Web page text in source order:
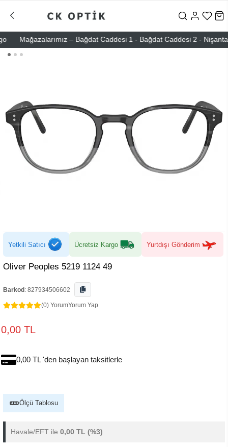
Mağazalarımız – Bağdat Caddesi 1 - Bağdat Caddesi 2 - Nişantaşı
Yetkili Satıcı Ücretsiz Kargo Yurtdışı Gönderim
Oliver Peoples 5219 1124 49
Barkod : 827934506602
(0) YorumYorum Yap
0,00 TL
0,00 TL 'den başlayan taksitlerle
Ölçü Tablosu
Havale/EFT ile 0,00 TL (%3)